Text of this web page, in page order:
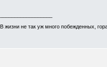
В жизни не так уж много побежденных,